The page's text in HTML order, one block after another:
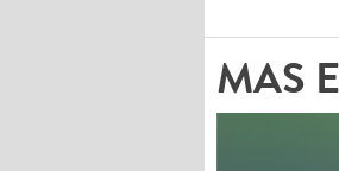
MAS